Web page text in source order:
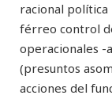
racional política
férreo control
operacionales -
(presuntos
acciones del